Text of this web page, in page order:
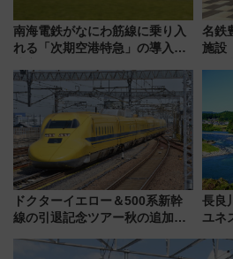
南海電鉄がなにわ筋線に乗り入
れる「次期空港特急」の導入を
日本初の鉄道デザイン
名鉄
施設
ドクターイエロー＆500系新幹
線の引退記念ツアー秋の追加企
ホテル情報まとめ
長良
ユネ
に